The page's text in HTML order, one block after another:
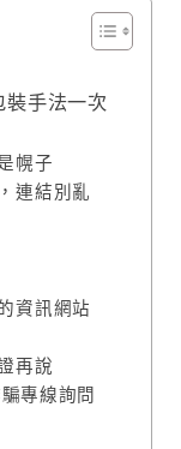
手法一次
幌子
連結別亂
資訊網站
再說
專線詢問